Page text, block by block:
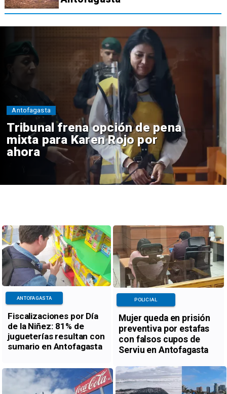
Tribunal frena opción de pena
mixta para Karen Rojo por
ahora
Antofagasta
Fiscalizaciones por Día
de la Niñez: 81% de
jugueterías resultan con
sumario en Antofagasta
ANTOFAGASTA
Mujer queda en prisión
preventiva por estafas
con falsos cupos de
Serviu en Antofagasta
POLICIAL